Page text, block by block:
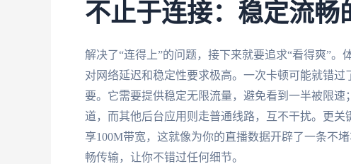
不止于连接：稳定流畅
解决了“连得上”的问题，接下来就要追求“看得爽”。
对网络延迟和稳定性要求极高。一次卡顿可能就错
要。它需要提供稳定无限流量，避免看到一半被限
道，而其他后台应用则走普通线路，互不干扰。更
享100M带宽，这就像为你的直播数据开辟了一条不
畅传输，让你不错过任何细节。